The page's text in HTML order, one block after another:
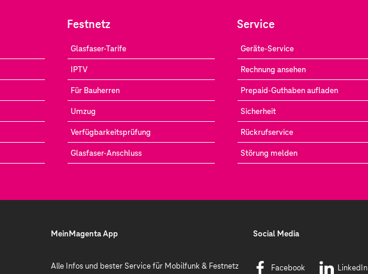
Festnetz
Glasfaser-Tarife
IPTV
Für Bauherren
Umzug
Verfügbarkeitsprüfung
Glasfaser-Anschluss
Service
Geräte-Service
Rechnung ansehen
Prepaid-Guthaben aufladen
Sicherheit
Rückrufservice
Störung melden
MeinMagenta App
Alle Infos und bester Service für Mobilfunk & Festnetz
Social Media
Facebook LinkedIn